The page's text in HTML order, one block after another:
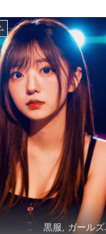
黒服, ガール